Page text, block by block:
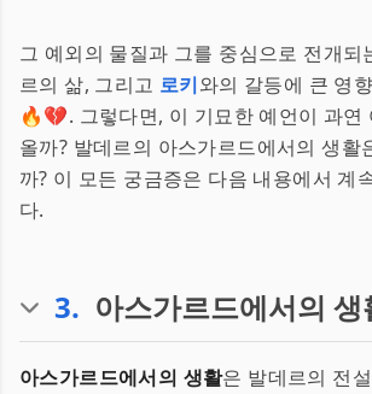
그 예외의 물질과 그를 중심으로 전개되
르의 삶, 그리고 로키와의 갈등에 큰 영
🔥💔. 그렇다면, 이 기묘한 예언이 과연
올까? 발데르의 아스가르드에서의 생활
까? 이 모든 궁금증은 다음 내용에서 계
다.
3. 아스가르드에서의 생
아스가르드에서의 생활은 발데르의 전